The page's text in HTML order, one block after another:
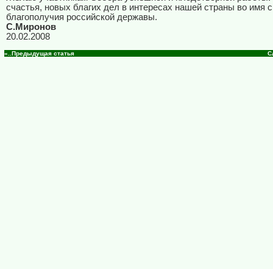
счастья, новых благих дел в интересах нашей страны во имя
благополучия российской державы.
С.Миронов
20.02.2008
«..Предыдущая статья